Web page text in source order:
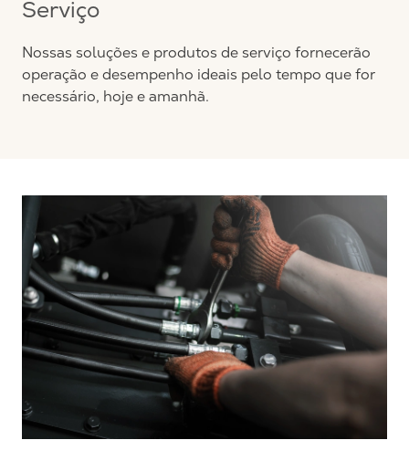
Serviço
Nossas soluções e produtos de serviço fornecerão
operação e desempenho ideais pelo tempo que for
necessário, hoje e amanhã.